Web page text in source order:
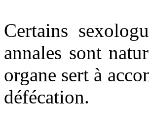
Certains
annales sont
organe sert à
défécation.